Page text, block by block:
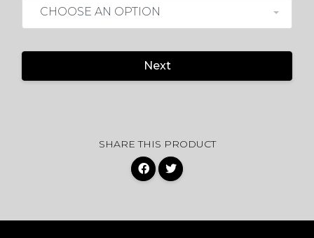
CHOOSE AN OPTION
Next
SHARE THIS PRODUCT